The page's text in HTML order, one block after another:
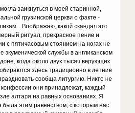
заикнуться в моей старинной,
грузинской церкви о факте -
Воображаю, какой скандал это
ритуал, прекрасное пение и
с пятичасовым стоянием на ногах не
экуменической службы в англиканском
когда около двух тысяч верующих
здесь традиционно в летние
сообща литургию. Никто не
конфессии они принадлежат, каждый
алтаря на равных основаниях. Я
была этим равенством, с которым нас